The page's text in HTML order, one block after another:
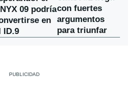
09 podría
en
ID.9
con fuertes
argumentos
para triunfar